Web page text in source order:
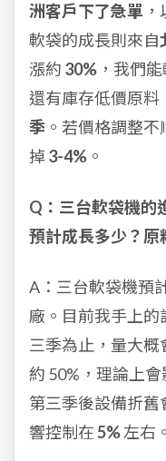
洲客戶下了急單
軟袋的成長則來自
漲約 30% ，我們
還有庫存低價原
季 。若價格調整
掉3-4% 。
Q：三台軟袋機的
預計成長多少？原
A：三台軟袋機預
廠。目前我手上
三季為止，量大概
約 50%，理論上
第三季後設備折
響控制在5%左右。